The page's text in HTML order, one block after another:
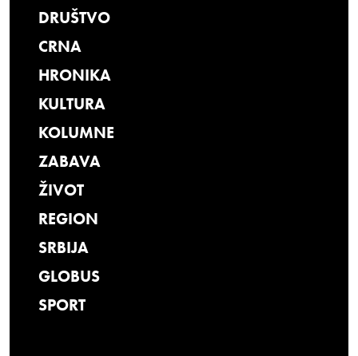
DRUŠTVO
CRNA
HRONIKA
KULTURA
KOLUMNE
ZABAVA
ŽIVOT
REGION
SRBIJA
GLOBUS
SPORT